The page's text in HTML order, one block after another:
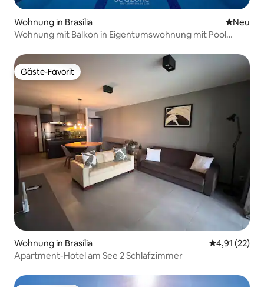
Wohnung in Brasília Neue
Neu
Wohnung mit Balkon in Eigentumswohnung mit Pool
Gäste-Favorit
Gäste-Favorit
Wohnung in Brasília
4,91 (22)
Apartment-Hotel am See 2 Schlafzimmer